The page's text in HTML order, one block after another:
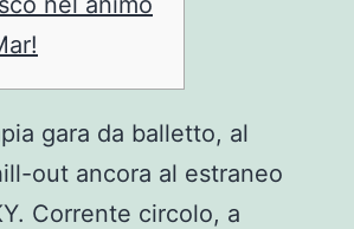
gara da balletto, al
out ancora al estraneo
Corrente circolo, a